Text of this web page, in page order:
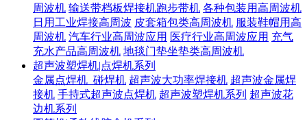
周波机 输送带档板焊接机跑步带机 各种包装用高周波机
日用工业焊接高周波 皮套箱包类高周波机 服装鞋帽用高
周波机 汽车行业高周波应用 医疗行业高周波应用 充气
充水产品高周波机 地毯门垫坐垫类高周波机
超声波塑焊机|点焊机系列
金属点焊机_碰焊机 超声波大功率焊接机 超声波金属焊
接机 手持式超声波点焊机 超声波塑焊机系列 超声波花
边机系列